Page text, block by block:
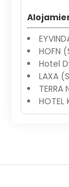
HOFN
Hotel
LAXA
HOTEL